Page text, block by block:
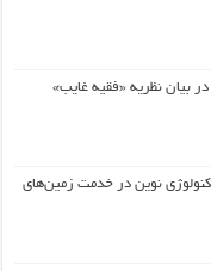
بیان نظریه «فقیه غایب»
نوین در خدمت زمین‌های